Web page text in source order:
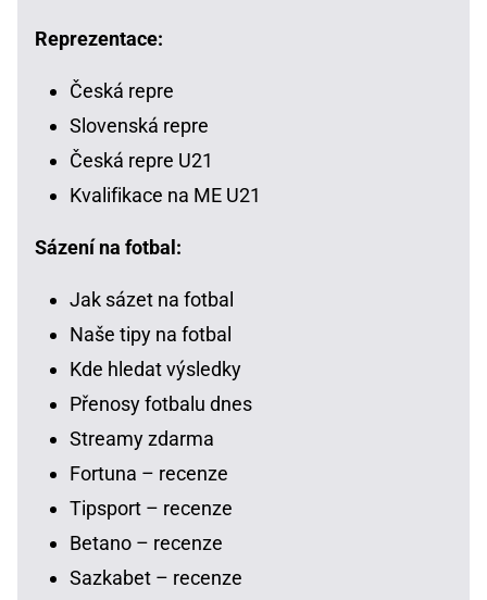
Reprezentace:
Česká repre
Slovenská repre
Česká repre U21
Kvalifikace na ME U21
Sázení na fotbal:
Jak sázet na fotbal
Naše tipy na fotbal
Kde hledat výsledky
Přenosy fotbalu dnes
Streamy zdarma
Fortuna – recenze
Tipsport – recenze
Betano – recenze
Sazkabet – recenze